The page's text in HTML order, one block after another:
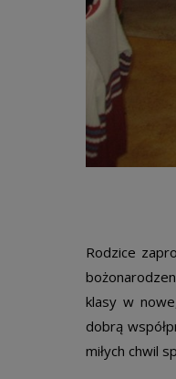
Rodzice
klasy w
dobrą
miłych chwil